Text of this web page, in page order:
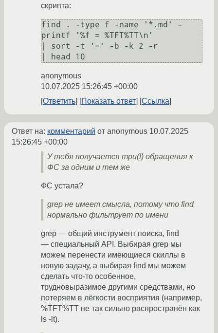
скрипта:
find . -type f -name '*.md' -
printf '%f = %TFT%TT\n'
| sort -t '=' -b -k 2 -r
anonymous
10.07.2025 15:26:45 +00:00
Ответить
Показать ответ Ссылка
Ответ на: комментарий от anonymous 10.07.2025
15:26:45 +00:00
У тебя получается три(!) обращения к
ФС за одним и тем же
ФС устала?
grep не имеет смысла, потому что find
нормально фильтрует по имени
grep — общий инструмент поиска, find
— специальный API. Выбирая grep мы
можем перенести имеющиеся скиллы в
новую задачу, а выбирая find мы можем
сделать что-то особенное,
трудновыразимое другими средствами, но
потеряем в лёгкости восприятия (например,
%TFT%TT не так сильно распространён как
ls -lt).